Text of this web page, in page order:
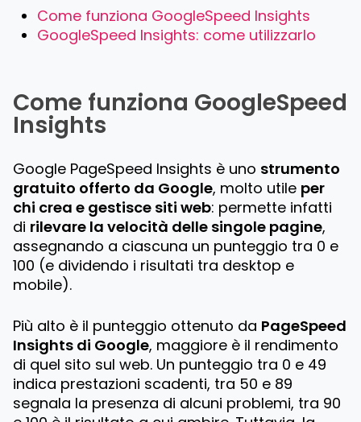
Come funziona GoogleSpeed Insights
GoogleSpeed Insights: come utilizzarlo
Come funziona GoogleSpeed
Insights
Google PageSpeed Insights è uno strumento
gratuito offerto da Google, molto utile per
chi crea e gestisce siti web: permette infatti
di rilevare la velocità delle singole pagine,
assegnando a ciascuna un punteggio tra 0 e
100 (e dividendo i risultati tra desktop e
mobile).
Più alto è il punteggio ottenuto da PageSpeed
Insights di Google, maggiore è il rendimento
di quel sito sul web. Un punteggio tra 0 e 49
indica prestazioni scadenti, tra 50 e 89
segnala la presenza di alcuni problemi, tra 90